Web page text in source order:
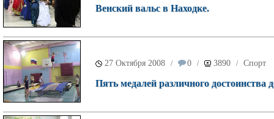
Венский вальс в Находке.
27 Октября 2008 / 0 / 3890 / Спорт
Пять медалей различного достоинства